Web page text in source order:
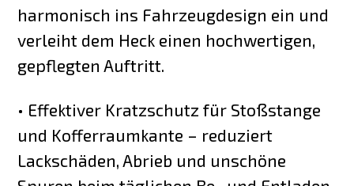
harmonisch ins Fahrzeugdesign ein und
verleiht dem Heck einen hochwertigen,
gepflegten Auftritt.
• Effektiver Kratzschutz für Stoßstange
und Kofferraumkante – reduziert
Lackschäden, Abrieb und unschöne